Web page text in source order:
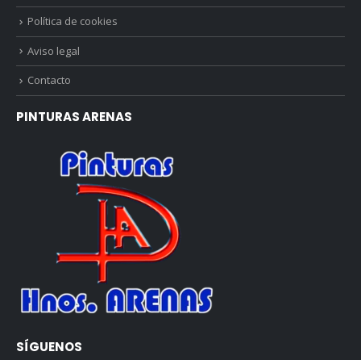
Política de cookies
Aviso legal
Contacto
PINTURAS ARENAS
SÍGUENOS